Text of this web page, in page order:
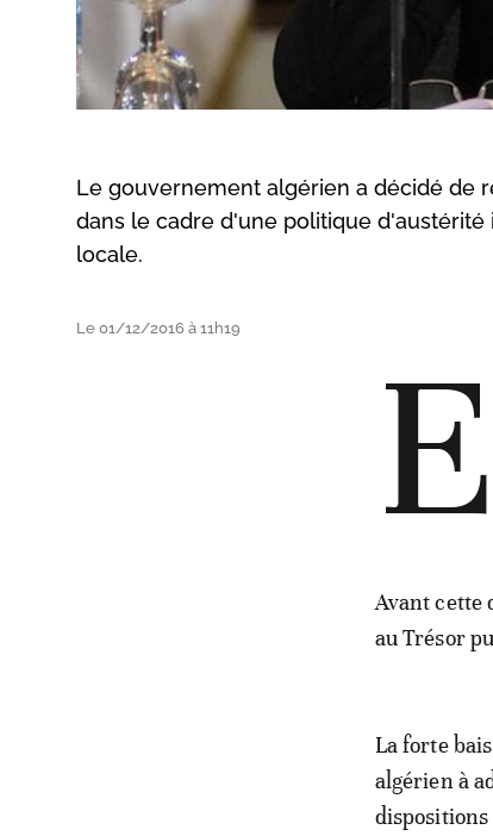
Le gouvernement algérien a décidé de
dans le cadre d'une politique
locale.
Le 01/12/2016 à 11h19 E
Avant cette
au Trésor
La forte
algérien à